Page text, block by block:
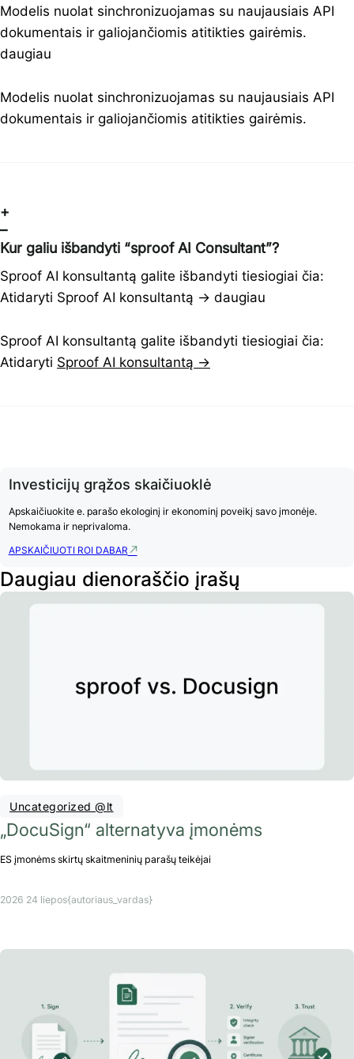
Modelis nuolat sinchronizuojamas su naujausiais API
dokumentais ir galiojančiomis atitikties gairėmis.
daugiau
Modelis nuolat sinchronizuojamas su naujausiais API
dokumentais ir galiojančiomis atitikties gairėmis.
+
–
Kur galiu išbandyti “sproof AI Consultant”?
Sproof AI konsultantą galite išbandyti tiesiogiai čia:
Atidaryti Sproof AI konsultantą → daugiau
Sproof AI konsultantą galite išbandyti tiesiogiai čia:
Atidaryti Sproof AI konsultantą →
Investicijų grąžos skaičiuoklė
Apskaičiuokite e. parašo ekologinį ir ekonominį poveikį savo įmonėje.
Nemokama ir neprivaloma.
APSKAIČIUOTI ROI DABAR
Daugiau dienoraščio įrašų
Uncategorized @lt
„DocuSign“ alternatyva įmonėms
ES įmonėms skirtų skaitmeninių parašų teikėjai
2026 24 liepos{autoriaus_vardas}